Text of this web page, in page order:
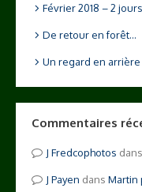
Février 2018 – 2
De retour en forêt…
Un regard en arrière
Commentaires
Fredcophotos dans
Payen dans Martin